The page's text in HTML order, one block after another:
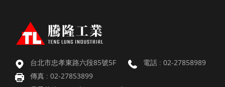
台北市忠孝東路六段85號5F 電話 : 02-27858989
傳真 : 02-27853899